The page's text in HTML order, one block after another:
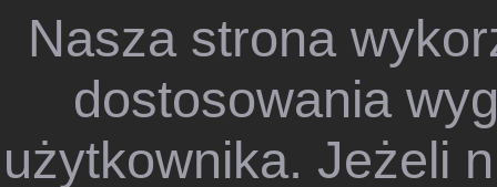
Nasza strona
dostosowania
użytkownika. Jeżeli